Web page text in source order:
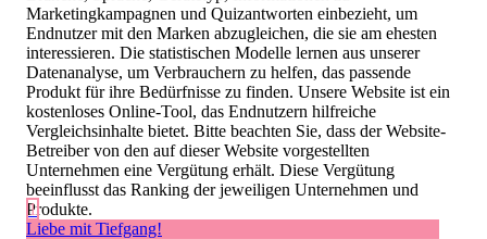
Marketingkampagnen und Quizantworten einbezieht, um
Endnutzer mit den Marken abzugleichen, die sie am ehesten
interessieren. Die statistischen Modelle lernen aus unserer
Datenanalyse, um Verbrauchern zu helfen, das passende
Produkt für ihre Bedürfnisse zu finden. Unsere Website ist ein
kostenloses Online-Tool, das Endnutzern hilfreiche
Vergleichsinhalte bietet. Bitte beachten Sie, dass der Website-
Betreiber von den auf dieser Website vorgestellten
Unternehmen eine Vergütung erhält. Diese Vergütung
beeinflusst das Ranking der jeweiligen Unternehmen und
Produkte.
1
Liebe mit Tiefgang!